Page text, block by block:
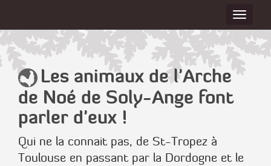
Les animaux de l'Arche
de Noé de Soly-Ange font
parler d'eux !
Qui ne la connait pas, de St-Tropez à
Toulouse en passant par la Dordogne et le